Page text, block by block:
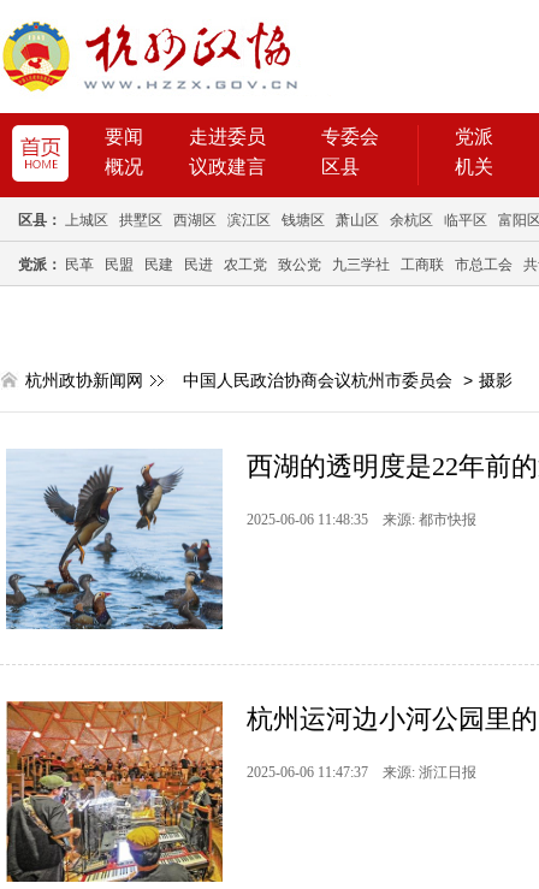
要闻 走进委员
专委会
概况
议政建言 区县
党派
机关
区县： 上城区 拱墅区 西湖区 滨江区 钱塘区 萧山区 余杭区 临平区 富阳
党派： 民革 民盟 民建 民进 农工党 致公党 九三学社 工商联 市总工会
杭州政协新闻网 中国人民政治协商会议杭州市委员会 > 摄影
西湖的透明度是22年前
2025-06-06 11:48:35 来源: 都市快报
杭州运河边小河公园里
2025-06-06 11:47:37 来源: 浙江日报